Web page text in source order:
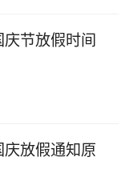
节放假时间
庆放假通知原